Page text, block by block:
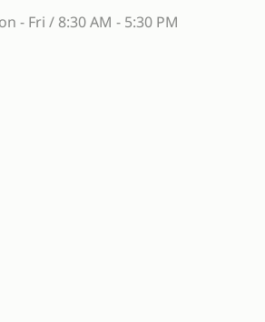
- Fri / 8:30 AM - 5:30 PM